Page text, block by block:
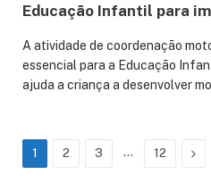
Educação Infantil para
A atividade de coordenação
essencial para a Educação
ajuda a criança a desenvolver
1 2 3 … 12 Next